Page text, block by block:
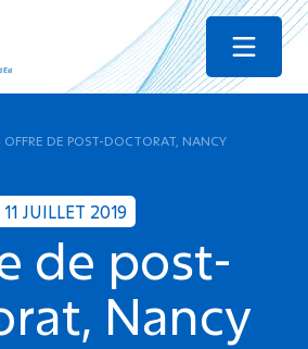
Menu
OFFRE DE POST-DOCTORAT, NANCY
11 JUILLET 2019
de post-
Nancy